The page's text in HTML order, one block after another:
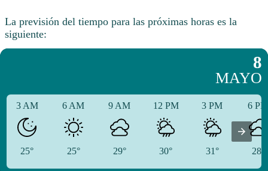
La previsión del tiempo para las próximas horas es la
siguiente:
8
MAYO
3 AM
25°
6 AM
25°
9 AM
29°
12 PM
30°
3 PM
31°
6
28°